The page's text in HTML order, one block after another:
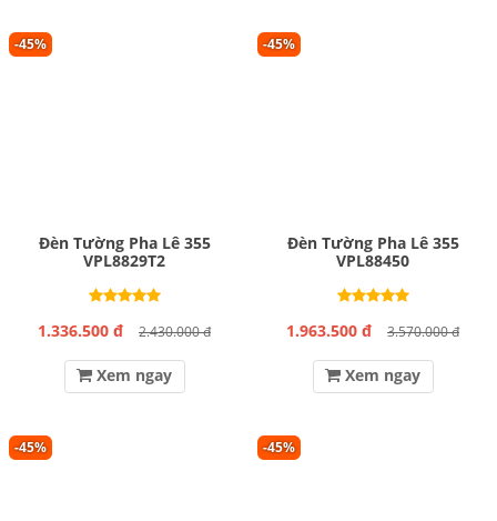
-45%
Đèn Tường Pha Lê 355
VPL8829T2
1.336.500 đ 2.430.000 đ
Xem ngay
-45%
Đèn Tường Pha Lê 355
VPL88450
1.963.500 đ 3.570.000 đ
Xem ngay
-45% -45%